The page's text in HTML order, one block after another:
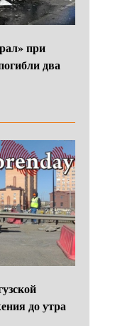
при
два
до утра